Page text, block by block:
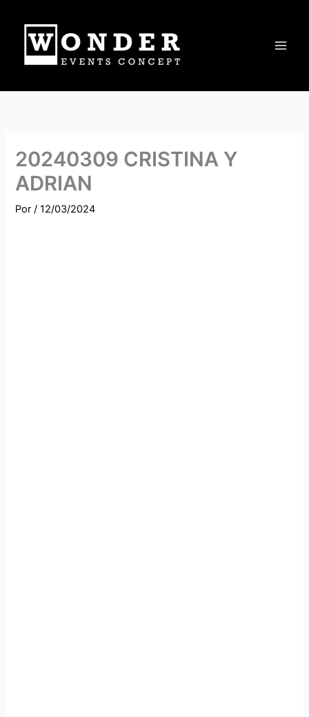
contenido
20240309 CRISTINA Y
ADRIAN
Por/12/03/2024